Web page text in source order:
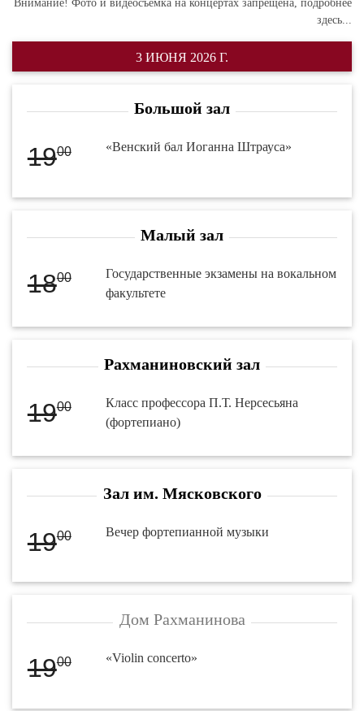
Внимание! Фото и видеосъемка на концертах запрещена, подробнее
здесь...
3 ИЮНЯ 2026 Г.
Большой зал
1900 «Венский бал Иоганна Штрауса»
Малый зал
1800
Государственные экзамены на вокальном
факультете
Рахманиновский зал
1900
Класс профессора П.Т. Нерсесьяна
(фортепиано)
Зал им. Мясковского
1900 Вечер фортепианной музыки
Дом Рахманинова
1900 «Violin concerto»